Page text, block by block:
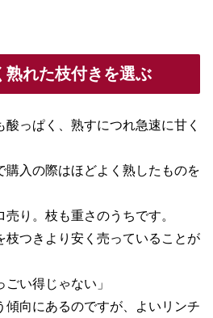
熟れた枝付きを選ぶ
っぱく、熟すにつれ急速に甘く
購入の際はほどよく熟したものを
り。枝も重さのうちです。
枝つきより安く売っていることが
ごい得じゃない」
傾向にあるのですが、よいリンチ